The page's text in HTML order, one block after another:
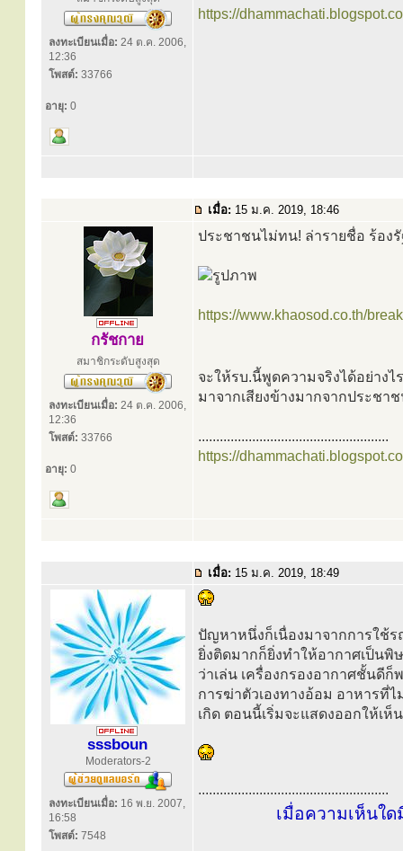
ลงทะเบียนเมื่อ: 24 ต.ค. 2006,
12:36
โพสต์: 33766
อายุ: 0
https://
เมื่อ: 15 ม.ค. 2019, 18:46
กรัชกาย
สมาชิกระดับสูงสุด
ลงทะเบียนเมื่อ: 24 ต.ค. 2006,
12:36
โพสต์: 33766
อายุ: 0
ประชาชนไม่ทน! ล่ารายชื่อ ร้อง
https://www.khaosod.co.th/
จะให้รบ.นี้พูดความจริงได้อย่าง
มาจากเสียงข้างมากจากประชา
.....................................................
https://
เมื่อ: 15 ม.ค. 2019, 18:49
sssboun
Moderators-2
ลงทะเบียนเมื่อ: 16 พ.ย. 2007,
16:58
โพสต์: 7548
ปัญหาหนึ่งก็เนื่องมาจากการใช้ร
ยิ่งติดมากก็ยิ่งทำให้อากาศเป็นพิ
ว่าเล่น เครื่องกรองอากาศชั้นดีก็
การฆ่าตัวเองทางอ้อม อาหารที่
เกิด ตอนนี้เริ่มจะแสดงออกให้เ
.....................................................
เมื่อความเห็นใ